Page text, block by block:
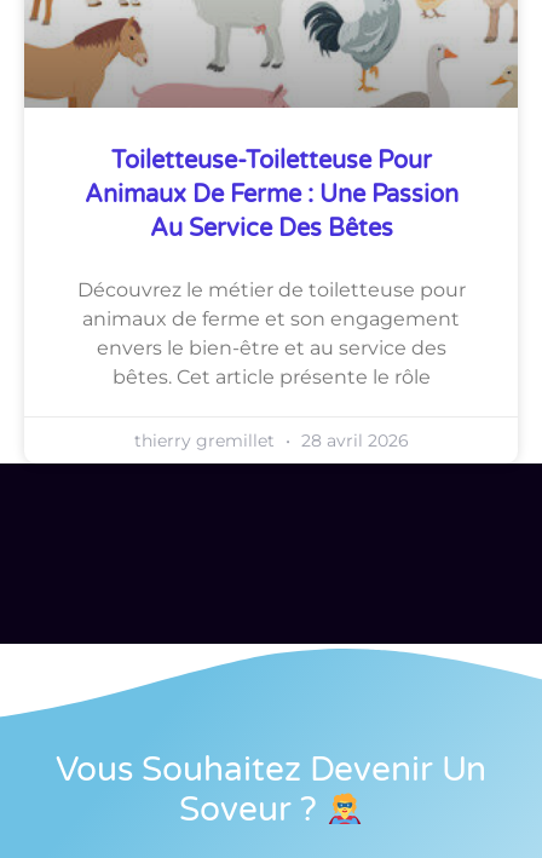
Toiletteuse-Toiletteuse Pour
Animaux De Ferme : Une Passion
Au Service Des Bêtes
Découvrez le métier de toiletteuse pour
animaux de ferme et son engagement
envers le bien-être et au service des
bêtes. Cet article présente le rôle
thierry gremillet 28 avril 2026
Vous Souhaitez Devenir Un
Soveur ?